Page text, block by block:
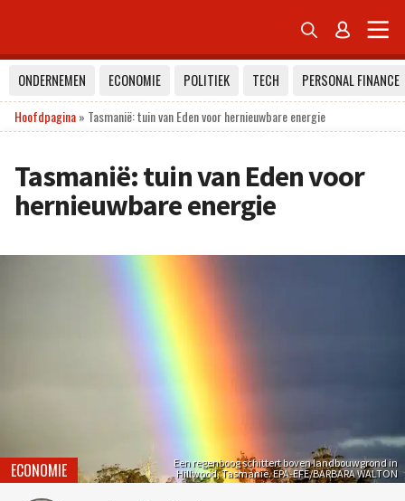
 
ONDERNEMEN ECONOMIE POLITIEK TECH
PERSONAL FINANCE
Hoofdpagina» Tasmanië: tuin van Eden voor hernieuwbare energie
Tasmanië: tuin van Eden voor
hernieuwbare energie
Een regenboog schittert boven landbouwgrond in
Hillwood, Tasmanië. EPA-EFE/BARBARA WALTON
ECONOMIE